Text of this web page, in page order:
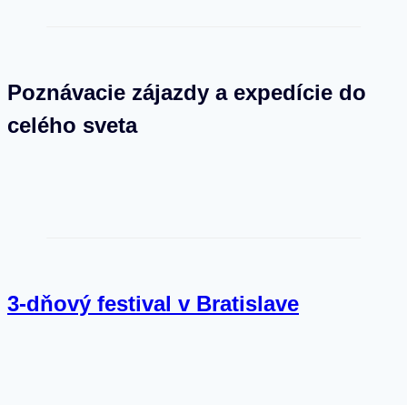
Poznávacie zájazdy a expedície do
celého sveta
3-dňový festival v Bratislave